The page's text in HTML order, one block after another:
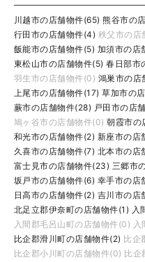
川越市の店舗物件(65) 熊谷市の
行田市の店舗物件(4) 秩父市の店
飯能市の店舗物件(5) 加須市の店
東松山市の店舗物件(5) 春日部市
羽生市の店舗物件(0) 鴻巣市の店
上尾市の店舗物件(17) 草加市の
蕨市の店舗物件(28) 戸田市の店
鳩ヶ谷市の店舗物件(0) 朝霞市の
和光市の店舗物件(2) 新座市の店
久喜市の店舗物件(7) 北本市の店
富士見市の店舗物件(23) 三郷市
坂戸市の店舗物件(6) 幸手市の店
日高市の店舗物件(2) 吉川市の店
北足立郡伊奈町の店舗物件(1) 入
入間郡毛呂山町の店舗物件(0) 入
比企郡滑川町の店舗物件(2) 比企
比企郡小川町の店舗物件(0) 比企